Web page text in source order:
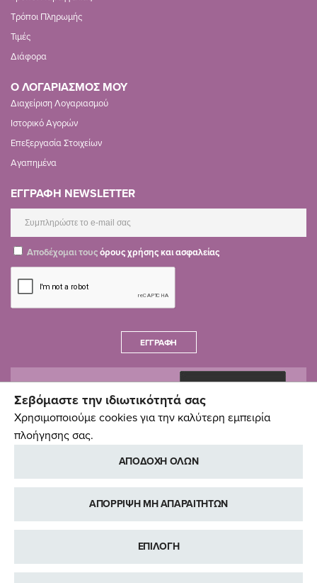
Τρόποι Πληρωμής
Τιμές
Διάφορα
Ο ΛΟΓΑΡΙΑΣΜΟΣ ΜΟΥ
Διαχείριση Λογαριασμού
Ιστορικό Αγορών
Επεξεργασία Στοιχείων
Αγαπημένα
ΕΓΓΡΑΦΗ NEWSLETTER
Αποδέχομαι τουςόρους χρήσης και ασφαλείας
ΕΓΓΡΑΦΉ
Σεβόμαστε την ιδιωτικότητά σας
Χρησιμοποιούμε cookies για την καλύτερη εμπειρία
πλοήγησης σας.
ΑΠΟΔΟΧΗ ΟΛΩΝ
ΑΠΟΡΡΙΨΗ ΜΗ ΑΠΑΡΑΙΤΗΤΩΝ
ΕΠΙΛΟΓΗ